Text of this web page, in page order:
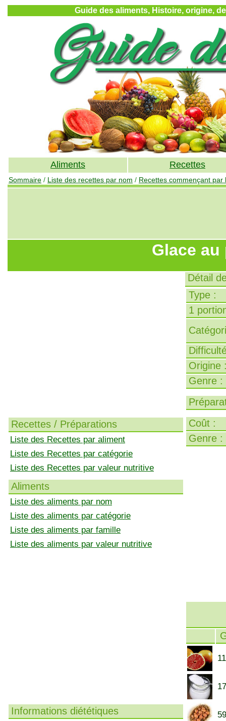
Guide des aliments, Histoire, origine,
Aliments Recettes
Sommaire / Liste des recettes par nom / Recettes commençant par
Glace
Recettes / Préparations
Liste des Recettes par aliment
Liste des Recettes par catégorie
Liste des Recettes par valeur nutritive
Aliments
Liste des aliments par nom
Liste des aliments par catégorie
Liste des aliments par famille
Liste des aliments par valeur nutritive
Informations diététiques
Détail
Type :
1
Origine
Genre :
Coût :
Genre :